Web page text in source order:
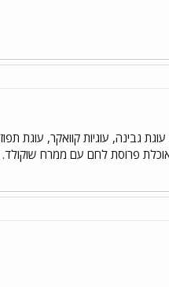
גבינה, עוגיות קוואקר, עוגת
פרוסת לחם עם ממרח